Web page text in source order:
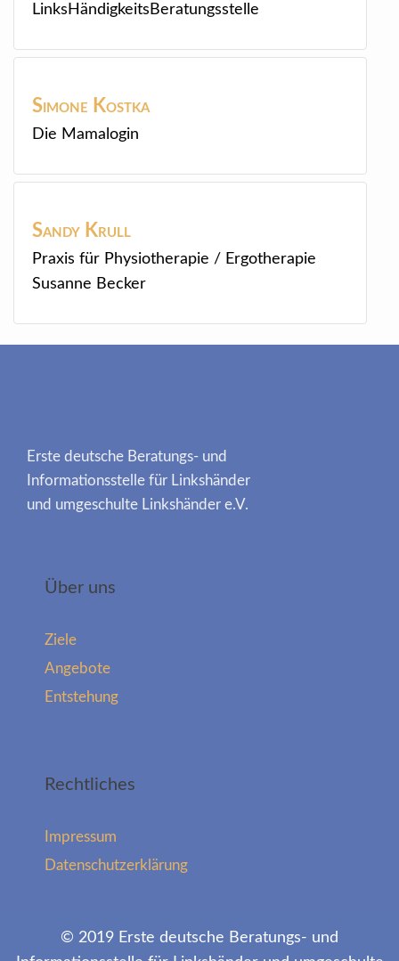
LinksHändigkeitsBeratungsstelle
Simone Kostka
Die Mamalogin
Sandy Krull
Praxis für Physiotherapie / Ergotherapie
Susanne Becker
Erste deutsche Beratungs- und
Informationsstelle für Linkshänder
und umgeschulte Linkshänder e.V.
Über uns
Ziele
Angebote
Entstehung
Rechtliches
Impressum
Datenschutzerklärung
© 2019 Erste deutsche Beratungs- und